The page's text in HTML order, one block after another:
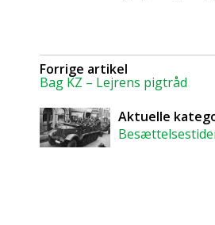
Forrige artikel
Bag KZ – Lejrens pigtråd
Aktuelle